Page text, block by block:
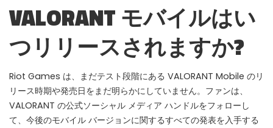
VALORANT モバイルはい
つリリースされますか?
Riot Games は、まだテスト段階にある VALORANT Mobile のリ
リース時期や発売日をまだ明らかにしていません。ファンは、
VALORANT の公式ソーシャル メディア ハンドルをフォローし
て、今後のモバイル バージョンに関するすべての発表を入手する